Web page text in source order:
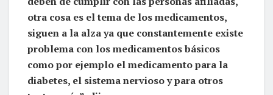
deben de cumplir con las personas afiliadas,
otra cosa es el tema de los medicamentos,
siguen a la alza ya que constantemente existe
problema con los medicamentos básicos
como por ejemplo el medicamento para la
diabetes, el sistema nervioso y para otros